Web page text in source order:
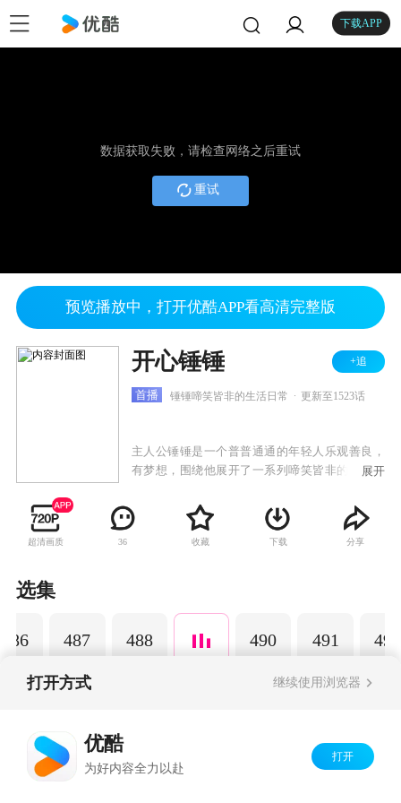
下载APP
数据获取失败，请检查网络之后重试
重试
预览播放中，打开优酷APP看高清完整版
开心锤锤 +追
首播 锤锤啼笑皆非的生活日常 更新至1523话
主人公锤锤是一个普普通通的年轻人乐观善良，
有梦想，围绕他展开了一系列啼笑皆非的故事。
常生活中发生的小故事，引发观众共鸣，传递正
能量，深受粉丝的喜爱。
展开
超清画质 36 收藏 下载 分享
选集
486 487 488 490 491 492
打开方式 继续使用浏览器
优酷
为好内容全力以赴
打开